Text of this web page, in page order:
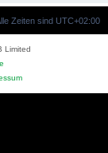
Zeiten sind UTC+02:00
Limited